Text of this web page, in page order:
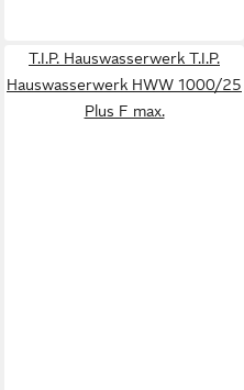
T.I.P. Hauswasserwerk T.I.P.
Hauswasserwerk HWW 1000/25
Plus F max.